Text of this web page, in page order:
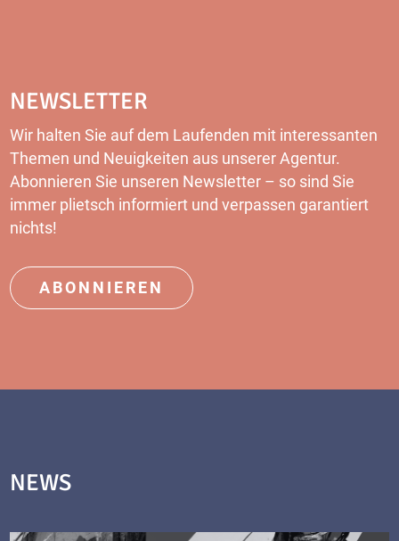
NEWSLETTER
Wir halten Sie auf dem Laufenden mit interessanten
Themen und Neuigkeiten aus unserer Agentur.
Abonnieren Sie unseren Newsletter – so sind Sie
immer plietsch informiert und verpassen garantiert
nichts!
ABONNIEREN
NEWS